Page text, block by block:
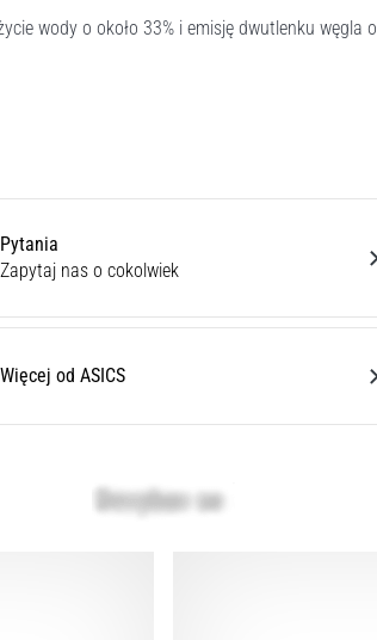
wody o około 33% i emisję dwutlenku węgla o
Pytania
Zapytaj nas o cokolwiek
Więcej od ASICS